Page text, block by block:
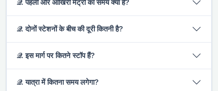
𝒬. पहली और आखिरी मेट्रो का समय क्या है?
𝒬. दोनों स्टेशनों के बीच की दूरी कितनी है?
𝒬. इस मार्ग पर कितने स्टॉप हैं?
𝒬. यात्रा में कितना समय लगेगा?